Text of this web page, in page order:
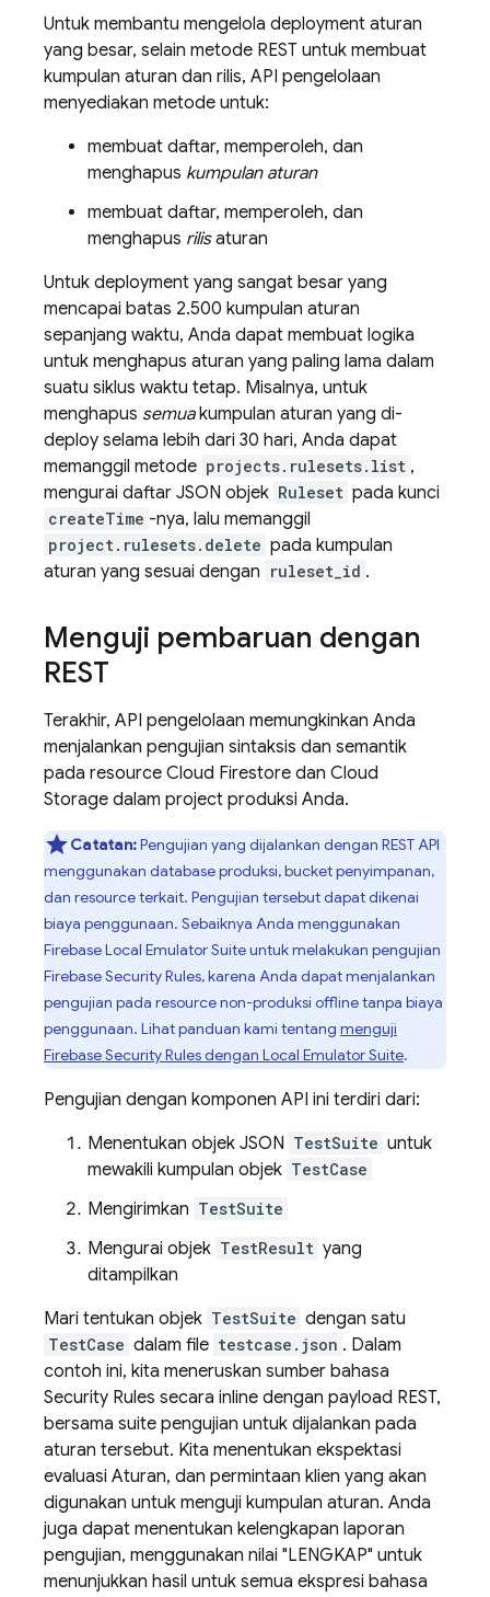
Untuk membantu mengelola deployment aturan
yang besar, selain metode REST untuk membuat
kumpulan aturan dan rilis, API pengelolaan
menyediakan metode untuk:
membuat daftar, memperoleh, dan
menghapus kumpulan aturan
membuat daftar, memperoleh, dan
menghapus rilisaturan
Untuk deployment yang sangat besar yang
mencapai batas 2.500 kumpulan aturan
sepanjang waktu, Anda dapat membuat logika
untuk menghapus aturan yang paling lama dalam
suatu siklus waktu tetap. Misalnya, untuk
menghapus semuakumpulan aturan yang di-
deploy selama lebih dari 30 hari, Anda dapat
memanggil metode projects.rulesets.list ,
mengurai daftar JSON objek Ruleset pada kunci
createTime -nya, lalu memanggil
project.rulesets.delete pada kumpulan
aturan yang sesuai dengan ruleset_id .
Menguji pembaruan dengan
REST
Terakhir, API pengelolaan memungkinkan Anda
menjalankan pengujian sintaksis dan semantik
pada resource Cloud Firestore dan Cloud
Storage dalam project produksi Anda.
Catatan:Pengujian yang dijalankan dengan REST API
menggunakan database produksi, bucket penyimpanan,
dan resource terkait. Pengujian tersebut dapat dikenai
biaya penggunaan. Sebaiknya Anda menggunakan
Firebase Local Emulator Suiteuntuk melakukan pengujian
Firebase Security Rules, karena Anda dapat menjalankan
pengujian pada resource non-produksi offline tanpa biaya
penggunaan. Lihat panduan kami tentang menguji
Firebase Security Rulesdengan Local Emulator Suite.
Pengujian dengan komponen API ini terdiri dari:
Menentukan objek JSON TestSuite untuk
mewakili kumpulan objek TestCase
Mengirimkan TestSuite
Mengurai objek TestResult yang
ditampilkan
Mari tentukan objek TestSuite dengan satu
TestCase dalam file testcase.json . Dalam
contoh ini, kita meneruskan sumber bahasa
Security Rules secara inline dengan payload REST,
bersama suite pengujian untuk dijalankan pada
aturan tersebut. Kita menentukan ekspektasi
evaluasi Aturan, dan permintaan klien yang akan
digunakan untuk menguji kumpulan aturan. Anda
juga dapat menentukan kelengkapan laporan
pengujian, menggunakan nilai "LENGKAP" untuk
menunjukkan hasil untuk semua ekspresi bahasa